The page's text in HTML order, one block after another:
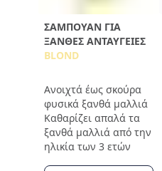
ΣΑΜΠΟΥΆΝ ΓΙΑ
ΞΑΝΘΈΣ ΑΝΤΑΎΓΕΙΕΣ
BLOND
Ανοιχτά έως σκούρα
φυσικά ξανθά μαλλιά
Καθαρίζει απαλά τα
ξανθά μαλλιά από την
ηλικία των 3 ετών